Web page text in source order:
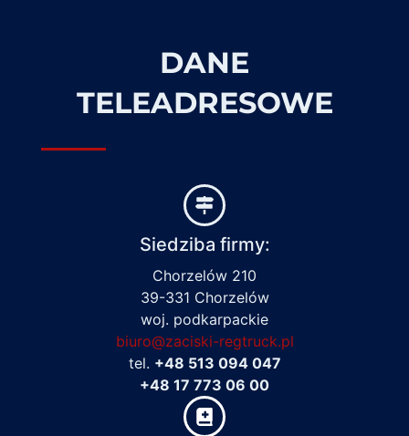
DANE
TELEADRESOWE
Siedziba firmy:
Chorzelów 210
39-331 Chorzelów
woj. podkarpackie
biuro@zaciski-regtruck.pl
tel. +48 513 094 047
+48 17 773 06 00